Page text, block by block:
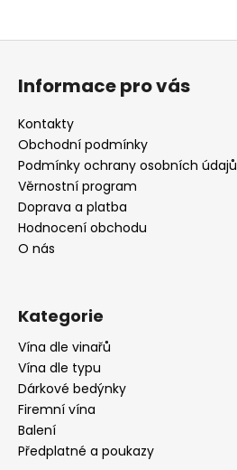
Informace pro vás
Kontakty
Obchodní podmínky
Podmínky ochrany osobních údajů
Věrnostní program
Doprava a platba
Hodnocení obchodu
O nás
Kategorie
Vína dle vinařů
Vína dle typu
Dárkové bedýnky
Firemní vína
Balení
Předplatné a poukazy